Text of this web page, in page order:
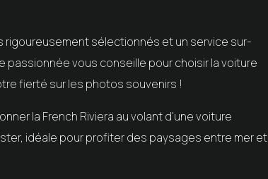
sélectionnés et un service sur-
vous conseille pour choisir la voiture
fierté sur les photos souvenirs !
la French Riviera au volant d'une voiture
idéale pour profiter des paysages entre mer et